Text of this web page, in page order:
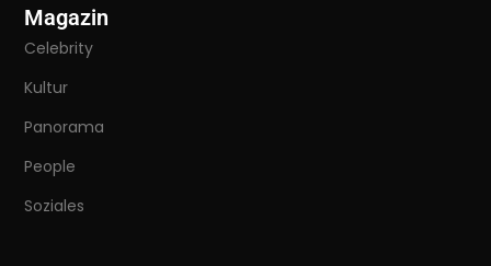
Magazin
Celebrity
Kultur
Panorama
People
Soziales